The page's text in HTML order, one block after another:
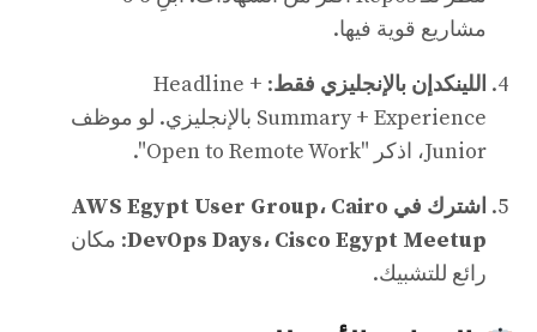
مشاريع قوية فيها.
اللينكدإن بالإنجليزي فقط : Headline +
Summary + Experience بالإنجليزي. لو موظف
Junior، اذكر "Open to Remote Work".
اشترك في AWS Egypt User Group، Cairo
DevOps Days، Cisco Egypt Meetup: مكان
رائع للتشبيك.